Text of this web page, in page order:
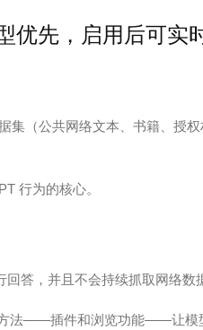
优先，启用后可实
集（公共网络文本、书籍、授
行为的核心。
答，并且不会持续抓取网络数
法——插件和浏览功能——让模